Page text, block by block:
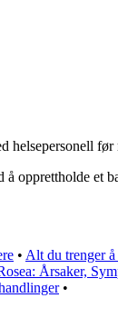
før
opprettholde et
• Alt du trenger
Årsaker,
•